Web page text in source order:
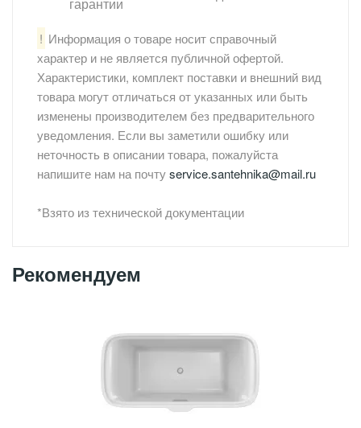
гарантии
! Информация о товаре носит справочный
характер и не является публичной офертой.
Характеристики, комплект поставки и внешний вид
товара могут отличаться от указанных или быть
изменены производителем без предварительного
уведомления. Если вы заметили ошибку или
неточность в описании товара, пожалуйста
напишите нам на почтуservice.santehnika@mail.ru
*Взято из технической документации
Рекомендуем